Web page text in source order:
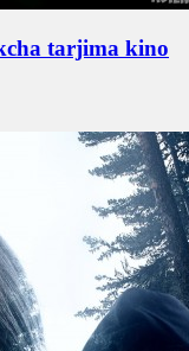
tarjima kino